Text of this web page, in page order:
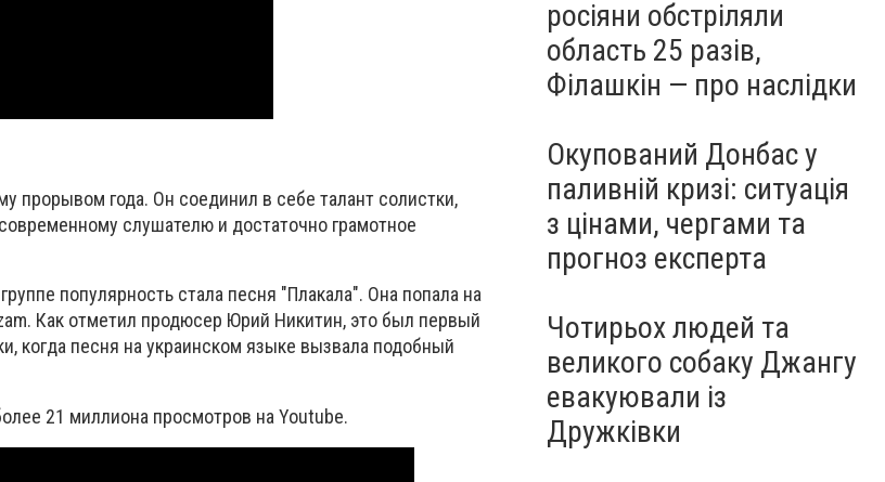
прорывом года. Он соединил в себе талант солистки,
слушателю и достаточно грамотное
популярность стала песня "Плакала". Она попала на
Как отметил продюсер Юрий Никитин, это был первый
когда песня на украинском языке вызвала подобный
21 миллиона просмотров на Youtube.
росіяни обстріляли
область 25 разів,
Філашкін — про наслідки
Окупований Донбас у
паливній кризі: ситуація
з цінами, чергами та
прогноз експерта
Чотирьох людей та
великого собаку Джангу
евакуювали із
Дружківки